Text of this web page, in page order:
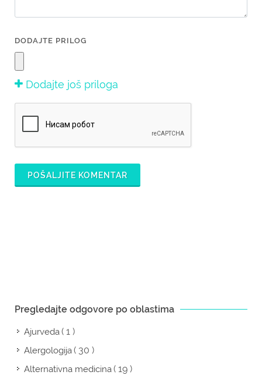
DODAJTE PRILOG
Dodajte još priloga
POŠALJITE KOMENTAR
Pregledajte odgovore po oblastima
Ajurveda( 1 )
Alergologija( 30 )
Alternativna medicina( 19 )